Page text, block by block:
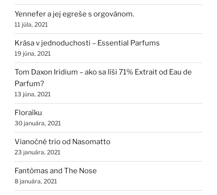
Yennefer a jej egreše s orgovánom.
11 júla, 2021
Krása v jednoduchosti – Essential Parfums
19 júna, 2021
Tom Daxon Iridium – ako sa líši 71% Extrait od Eau de
Parfum?
13 júna, 2021
Floraïku
30 januára, 2021
Vianočné trio od Nasomatto
23 januára, 2021
Fantômas and The Nose
8 januára, 2021